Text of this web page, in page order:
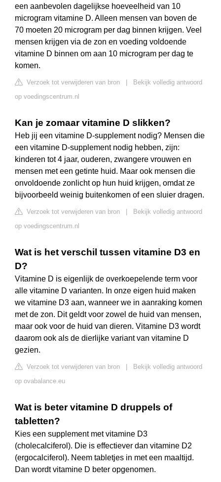
een aanbevolen dagelijkse hoeveelheid van 10
microgram vitamine D. Alleen mensen van boven de
70 moeten 20 microgram per dag binnen krijgen. Veel
mensen krijgen via de zon en voeding voldoende
vitamine D binnen om aan 10 microgram per dag te
komen.
Verzoek tot verwijderen van bron
Bekijk volledig antwoord
op voedingscentrum.nl
Kan je zomaar vitamine D slikken?
Heb jij een vitamine D-supplement nodig? Mensen die
een vitamine D-supplement nodig hebben, zijn:
kinderen tot 4 jaar, ouderen, zwangere vrouwen en
mensen met een getinte huid. Maar ook mensen die
onvoldoende zonlicht op hun huid krijgen, omdat ze
bijvoorbeeld weinig buitenkomen of een sluier dragen.
Verzoek tot verwijderen van bron
Bekijk volledig antwoord
op voedingscentrum.nl
Wat is het verschil tussen vitamine D3 en
D?
Vitamine D is eigenlijk de overkoepelende term voor
alle vitamine D varianten. In onze eigen huid maken
we vitamine D3 aan, wanneer we in aanraking komen
met de zon. Dit geldt voor zowel de huid van mensen,
maar ook voor de huid van dieren. Vitamine D3 wordt
daarom ook als de dierlijke variant van vitamine D
gezien.
Verzoek tot verwijderen van bron
Bekijk volledig antwoord
op ovabalance.eu
Wat is beter vitamine D druppels of
tabletten?
Kies een supplement met vitamine D3
(cholecalciferol). Die is effectiever dan vitamine D2
(ergocalciferol). Neem tabletjes in met een maaltijd.
Dan wordt vitamine D beter opgenomen.